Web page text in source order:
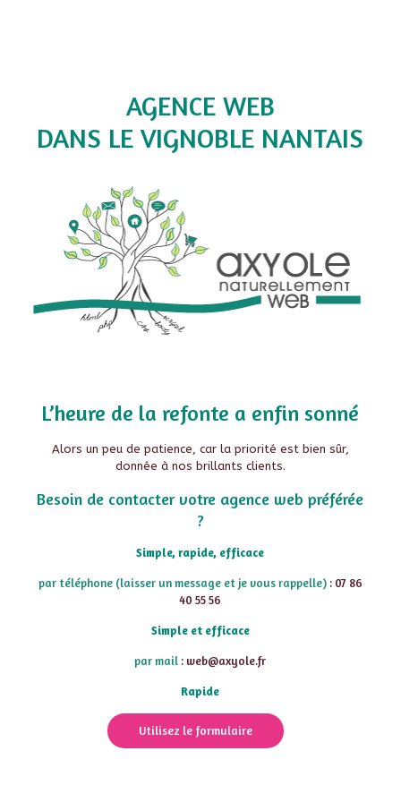
AGENCE WEB
DANS LE VIGNOBLE NANTAIS
L’heure de la refonte a enfin sonné
Alors un peu de patience, car la priorité est bien sûr,
donnée à nos brillants clients.
Besoin de contacter votre agence web préférée
?
Simple, rapide, efficace
par téléphone (laisser un message et je vous rappelle): 07 86
40 55 56
Simple et efficace
par mail : web@axyole.fr
Rapide
Utilisez le formulaire